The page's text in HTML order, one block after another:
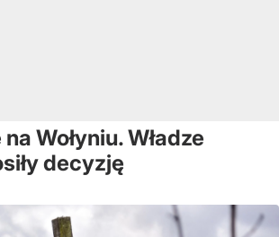
Wołyniu. Władze
decyzję